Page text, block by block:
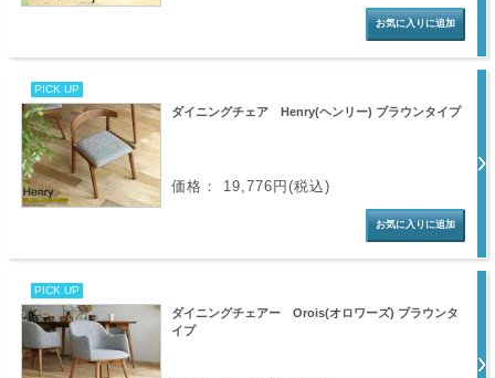
PICK UP
ダイニングチェア Henry(ヘンリー) ブラウンタイプ
価格： 19,776円(税込)
PICK UP
ダイニングチェアー Orois(オロワーズ) ブラウンタ
イプ